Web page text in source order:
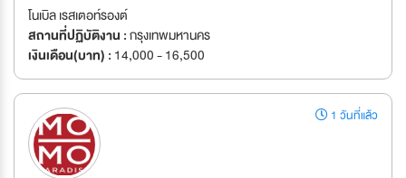
โนเบิล เรสเตอท์รองต์
สถานที่ปฏิบัติงาน :กรุงเทพมหานคร
เงินเดือน(บาท) : 14,000 - 16,500
1 วันที่แล้ว